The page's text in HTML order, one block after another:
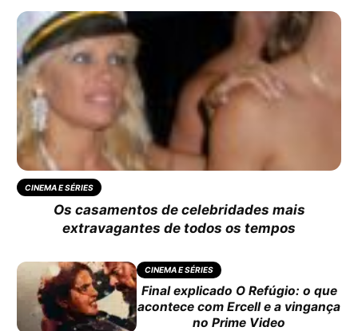
CINEMA E SÉRIES
Os casamentos de celebridades mais
extravagantes de todos os tempos
CINEMA E SÉRIES
Final explicado O Refúgio: o que
acontece com Ercell e a vingança
no Prime Video